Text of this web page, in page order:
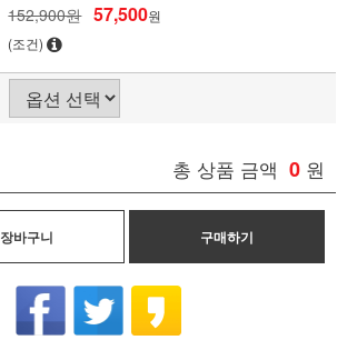
152,900원 57,500원
(조건)
총 상품 금액 0 원
장바구니 구매하기